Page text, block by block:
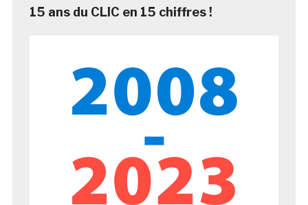
15 ans du CLIC en 15 chiffres !